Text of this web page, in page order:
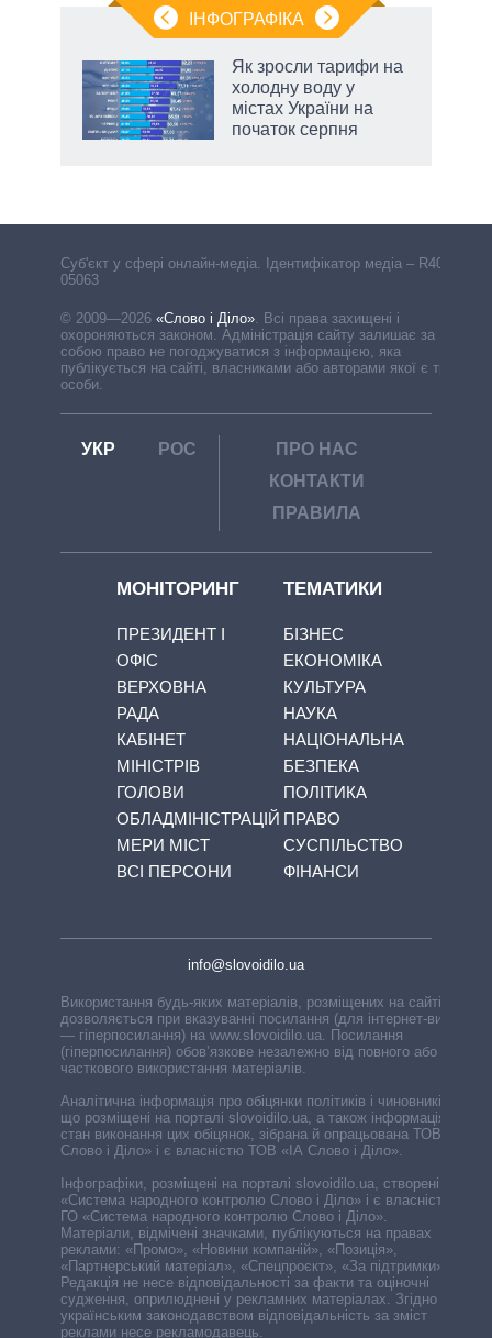
ІНФОГРАФІКА
Як зросли тарифи на
холодну воду у
містах України на
початок серпня
Cуб'єкт у сфері онлайн-медіа. Ідентифікатор медіа – R40-
05063
© 2009—2026 «Слово і Діло» Всі права захищені і
охороняються законом. Адміністрація сайту залишає за
собою право не погоджуватися з інформацією, яка
публікується на сайті, власниками або авторами якої є треті
особи.
УКР РОС
ПРО НАС
КОНТАКТИ
ПРАВИЛА
МОНІТОРИНГ
ПРЕЗИДЕНТ І
ОФІС
ВЕРХОВНА
РАДА
КАБІНЕТ
МІНІСТРІВ
ГОЛОВИ
ОБЛАДМІНІСТРАЦІЙ
МЕРИ МІСТ
ВСІ ПЕРСОНИ
ТЕМАТИКИ
БІЗНЕС
ЕКОНОМІКА
КУЛЬТУРА
НАУКА
НАЦІОНАЛЬНА
БЕЗПЕКА
ПОЛІТИКА
ПРАВО
СУСПІЛЬСТВО
ФІНАНСИ
info@slovoidilo.ua
Використання будь-яких матеріалів, розміщених на сайті,
дозволяється при вказуванні посилання (для інтернет-видань
— гіперпосилання) на www.slovoidilo.ua. Посилання
(гіперпосилання) обов’язкове незалежно від повного або
часткового використання матеріалів.
Аналітична інформація про обіцянки політиків і чиновників,
що розміщені на порталі slovoidilo.ua, а також інформація про
стан виконання цих обіцянок, зібрана й опрацьована ТОВ «ІА
Слово і Діло» і є власністю ТОВ «ІА Слово і Діло».
Інфографіки, розміщені на порталі slovoidilo.ua, створені ГО
«Система народного контролю Слово і Діло» і є власністю
ГО «Система народного контролю Слово і Діло».
Матеріали, відмічені значками, публікуються на правах
реклами: «Промо», «Новини компаній», «Позиція»,
«Партнерський матеріал», «Спецпроєкт», «За підтримки».
Редакція не несе відповідальності за факти та оціночні
судження, оприлюднені у рекламних матеріалах. Згідно з
українським законодавством відповідальність за зміст
реклами несе рекламодавець.